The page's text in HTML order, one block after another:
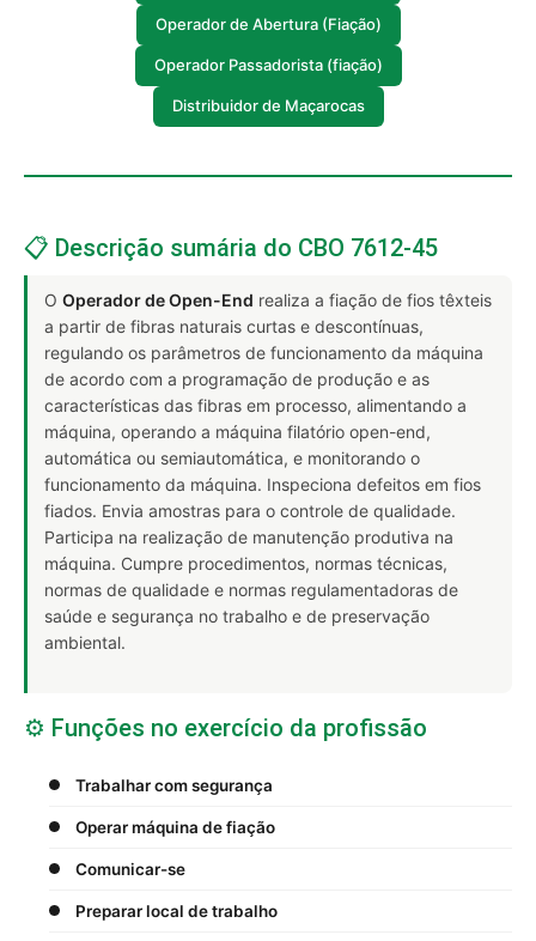
Operador de Abertura (Fiação)
Operador Passadorista (fiação)
Distribuidor de Maçarocas
📋 Descrição sumária do CBO 7612-45
O Operador de Open-End realiza a fiação de fios têxteis
a partir de fibras naturais curtas e descontínuas,
regulando os parâmetros de funcionamento da máquina
de acordo com a programação de produção e as
características das fibras em processo, alimentando a
máquina, operando a máquina filatório open-end,
automática ou semiautomática, e monitorando o
funcionamento da máquina. Inspeciona defeitos em fios
fiados. Envia amostras para o controle de qualidade.
Participa na realização de manutenção produtiva na
máquina. Cumpre procedimentos, normas técnicas,
normas de qualidade e normas regulamentadoras de
saúde e segurança no trabalho e de preservação
ambiental.
⚙️ Funções no exercício da profissão
Trabalhar com segurança
Operar máquina de fiação
Comunicar-se
Preparar local de trabalho